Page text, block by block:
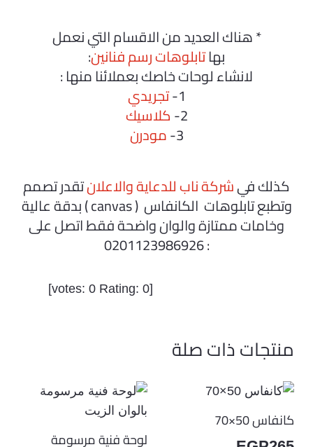
* هناك العديد من الاقسام التي نعمل
بهاتابلوهات رسم فنانين:
لانشاء لوحات خاصك بعملائنا منها :
1- تجريدي
2- كلاسيك
3- مودرن
كذلك فيشركة ناب للدعاية والاعلانتقدر تصمم
وتطبع تابلوهات الكانفاس ( canvas ) بدقة عالية
وخامات ممتازة والوان واضحة فقط اتصل على
: 0201123986926
[votes:
0 Rating: 0
]
منتجات ذات صلة
كانفاس 50×70
لوحة فنية مرسومة